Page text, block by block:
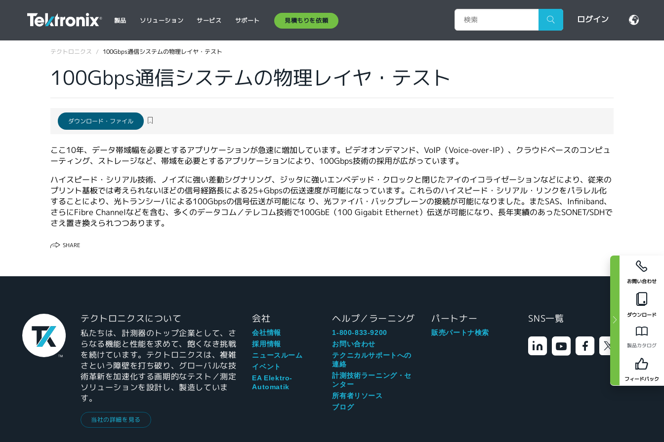
製品 ソリューション サービス サポート 見積もりを依頼 ログイン
お問い合わせ
ダウンロード
製品カタログ
フィードバック
テクトロニクス 100Gbps通信システムの物理レイヤ・テスト
100Gbps通信システムの物理レイヤ・テスト
ダウンロード・ファイル
ここ10年、データ帯域幅を必要とするアプリケーションが急速に増加しています。ビデオオンデマンド、VoIP（Voice-over-IP）、クラウドベースのコンピュ
ーティング、ストレージなど、帯域を必要とするアプリケーションにより、100Gbps技術の採用が広がっています。
ハイスピード・シリアル技術、ノイズに強い差動シグナリング、ジッタに強いエンベデッド・クロックと閉じたアイのイコライゼーションなどにより、従来の
プリント基板では考えられないほどの信号経路長による25+Gbpsの伝送速度が可能になっています。これらのハイスピード・シリアル・リンクをパラレル化
することにより、光トランシーバによる100Gbpsの信号伝送が可能にな り、光ファイバ・バックプレーンの接続が可能になりました。またSAS、Infiniband、
さらにFibre Channelなどを含む、多くのデータコム／テレコム技術で100GbE（100 Gigabit Ethernet）伝送が可能になり、長年実績のあったSONET/SDHで
さえ置き換えられつつあります。
SHARE
テクトロニクスについて
私たちは、計測器のトップ企業として、さ
らなる機能と性能を求めて、飽くなき挑戦
を続けています。テクトロニクスは、複雑
さという障壁を打ち破り、グローバルな技
術革新を加速化する画期的なテスト／測定
ソリューションを設計し、製造していま
す。
当社の詳細を見る
会社
会社情報
採用情報
ニュースルーム
イベント
EA Elektro-
Automatik
ヘルプ／ラーニング
1-800-833-9200
お問い合わせ
テクニカルサポートへの
連絡
計測技術ラーニング・セ
ンター
所有者リソース
ブログ
パートナー
販売パートナ検索
SNS一覧